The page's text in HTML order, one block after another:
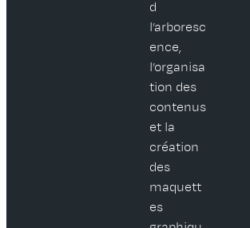
d
l’arboresc
ence,
l’organisa
tion des
contenus
et la
création
des
maquett
es